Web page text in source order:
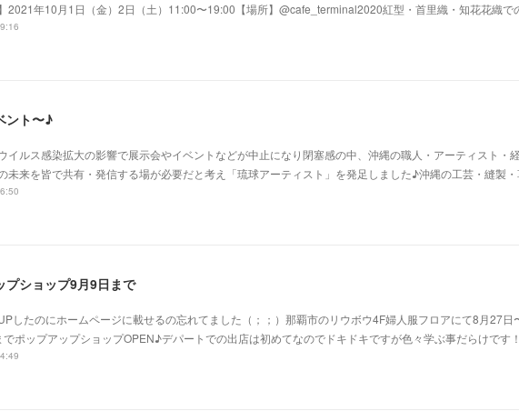
2021年10月1日（金）2日（土）11:00〜19:00【場所】@cafe_terminal2020紅型・首里織・知花花織で
ント〜♪
イルス感染拡大の影響で展示会やイベントなどが中止になり閉塞感の中、沖縄の職人・アーティスト・
未来を皆で共有・発信する場が必要だと考え「琉球アーティスト」を発足しました♪沖縄の工芸・縫製・
プショップ9月9日まで
したのにホームページに載せるの忘れてました（；；）那覇市のリウボウ4F婦人服フロアにて8月27日
ポップアップショップOPEN♪デパートでの出店は初めてなのでドキドキですが色々学ぶ事だらけです